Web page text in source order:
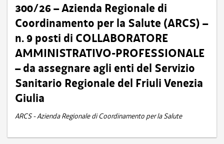
300/26 – Azienda Regionale di
Coordinamento per la Salute (ARCS) –
n. 9 posti di COLLABORATORE
AMMINISTRATIVO-PROFESSIONALE
– da assegnare agli enti del Servizio
Sanitario Regionale del Friuli Venezia
Giulia
ARCS - Azienda Regionale di Coordinamento per la Salute